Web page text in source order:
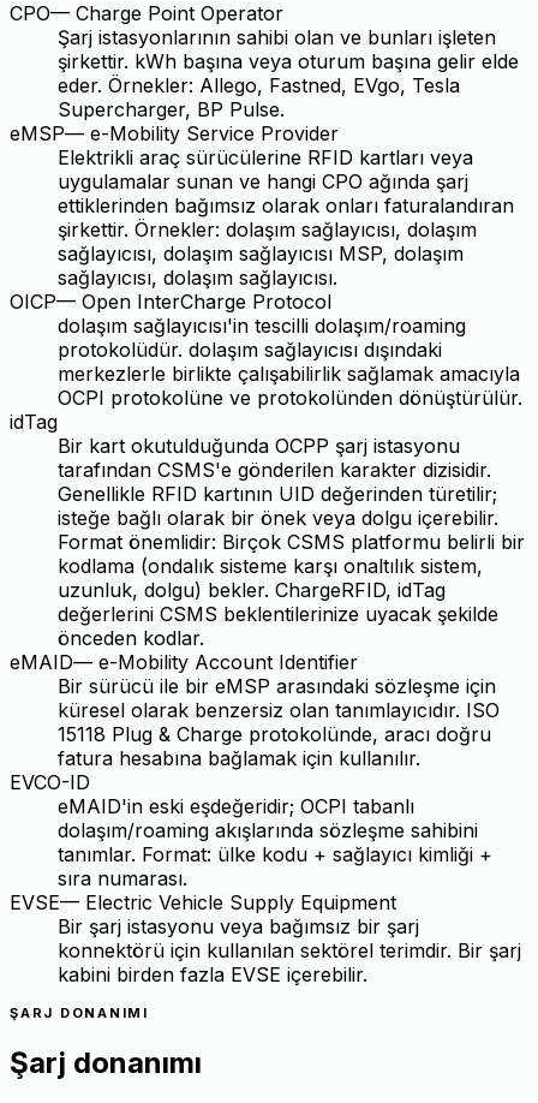
CPO— Charge Point Operator
Şarj istasyonlarının sahibi olan ve bunları işleten
şirkettir. kWh başına veya oturum başına gelir elde
eder. Örnekler: Allego, Fastned, EVgo, Tesla
Supercharger, BP Pulse.
eMSP— e-Mobility Service Provider
Elektrikli araç sürücülerine RFID kartları veya
uygulamalar sunan ve hangi CPO ağında şarj
ettiklerinden bağımsız olarak onları faturalandıran
şirkettir. Örnekler: dolaşım sağlayıcısı, dolaşım
sağlayıcısı, dolaşım sağlayıcısı MSP, dolaşım
sağlayıcısı, dolaşım sağlayıcısı.
OICP— Open InterCharge Protocol
dolaşım sağlayıcısı'in tescilli dolaşım/roaming
protokolüdür. dolaşım sağlayıcısı dışındaki
merkezlerle birlikte çalışabilirlik sağlamak amacıyla
OCPI protokolüne ve protokolünden dönüştürülür.
idTag
Bir kart okutulduğunda OCPP şarj istasyonu
tarafından CSMS'e gönderilen karakter dizisidir.
Genellikle RFID kartının UID değerinden türetilir;
isteğe bağlı olarak bir önek veya dolgu içerebilir.
Format önemlidir: Birçok CSMS platformu belirli bir
kodlama (ondalık sisteme karşı onaltılık sistem,
uzunluk, dolgu) bekler. ChargeRFID, idTag
değerlerini CSMS beklentilerinize uyacak şekilde
önceden kodlar.
eMAID— e-Mobility Account Identifier
Bir sürücü ile bir eMSP arasındaki sözleşme için
küresel olarak benzersiz olan tanımlayıcıdır. ISO
15118 Plug & Charge protokolünde, aracı doğru
fatura hesabına bağlamak için kullanılır.
EVCO-ID
eMAID'in eski eşdeğeridir; OCPI tabanlı
dolaşım/roaming akışlarında sözleşme sahibini
tanımlar. Format: ülke kodu + sağlayıcı kimliği +
sıra numarası.
EVSE— Electric Vehicle Supply Equipment
Bir şarj istasyonu veya bağımsız bir şarj
konnektörü için kullanılan sektörel terimdir. Bir şarj
kabini birden fazla EVSE içerebilir.
ŞARJ DONANIMI
Şarj donanımı